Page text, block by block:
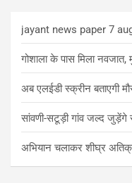
jayant news paper 7
गोशाला के पास मिला
अब एलईडी स्क्रीन बताएगी
सांवणी-सटूड़ी गांव जल्द
अभियान चलाकर शीघ्र